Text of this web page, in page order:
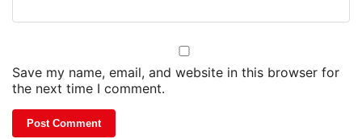
Save my name, email, and website in this browser for
the next time I comment.